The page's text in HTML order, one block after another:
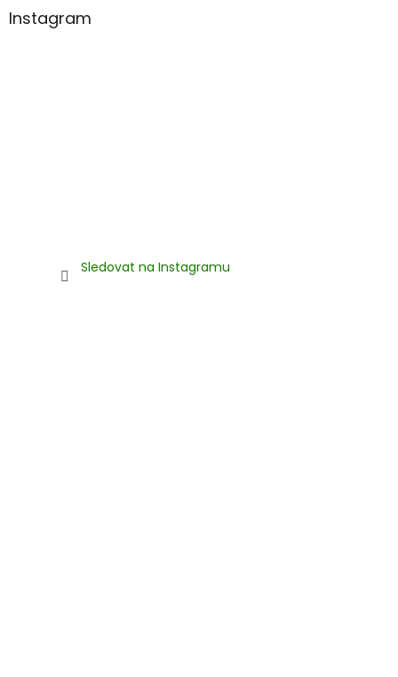
Instagram
Sledovat na Instagramu